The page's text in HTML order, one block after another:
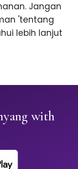
Jangan
'tentang
lebih lanjut
with